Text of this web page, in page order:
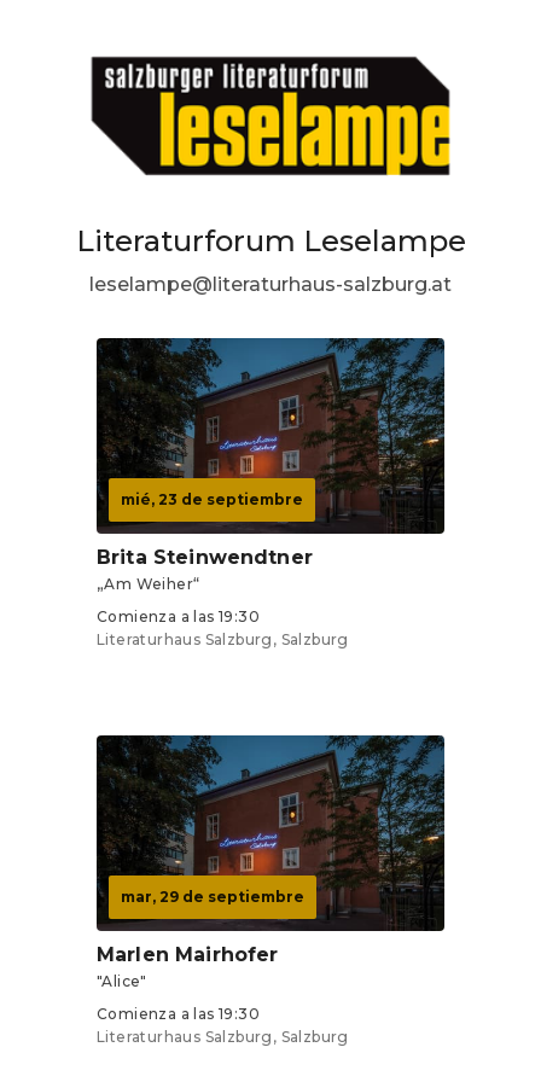
Literaturforum Leselampe
leselampe@literaturhaus-salzburg.at
mié, 23 de septiembre
Brita Steinwendtner
„Am Weiher“
Comienza a las 19:30
Literaturhaus Salzburg, Salzburg
mar, 29 de septiembre
Marlen Mairhofer
"Alice"
Comienza a las 19:30
Literaturhaus Salzburg, Salzburg